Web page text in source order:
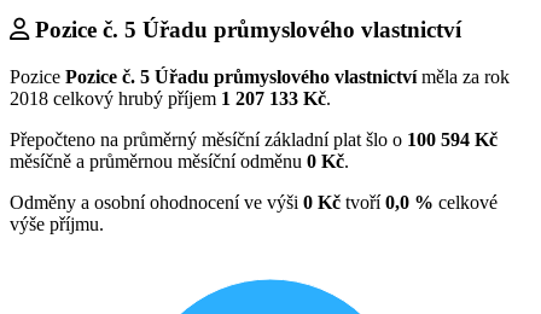
Pozice č. 5 Úřadu průmyslového vlastnictví
Pozice Pozice č. 5 Úřadu průmyslového vlastnictvíměla za rok
2018 celkový hrubý příjem 1 207 133 Kč.
Přepočteno na průměrný měsíční základní plat šlo o 100 594 Kč
měsíčně a průměrnou měsíční odměnu 0 Kč.
Odměny a osobní ohodnocení ve výši 0 Kč tvoří0,0 % celkové
výše příjmu.